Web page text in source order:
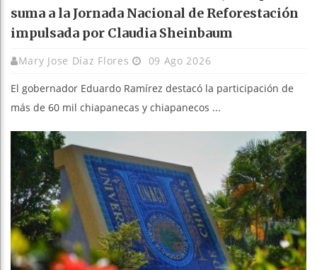
suma a la Jornada Nacional de Reforestación
impulsada por Claudia Sheinbaum
Mary Jose Díaz Flores 09 Ago 2026
El gobernador Eduardo Ramírez destacó la participación de
más de 60 mil chiapanecas y chiapanecos ...